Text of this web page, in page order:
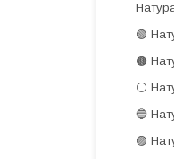
🟢
🟤
⚪️
🔵
🟣